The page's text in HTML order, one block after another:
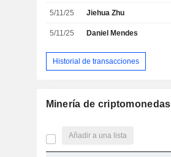
5/11/25 Jiehua Zhu
5/11/25 Daniel Mendes
Historial de transacciones
Minería de criptomonedas
Añadir a una lista